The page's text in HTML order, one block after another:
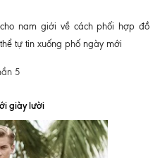
nam giới về cách phối hợp đồ
tự tin xuống phố ngày mới
5
giày lười